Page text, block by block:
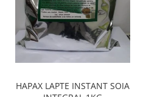
HAPAX LAPTE INSTANT SOIA